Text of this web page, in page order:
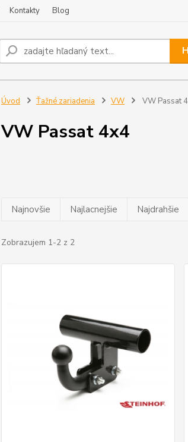
Kontakty Blog
Úvod Ťažné zariadenia VW VW Passat
VW Passat 4x4
Najnovšie Najlacnejšie Najdrahšie
Zobrazujem 1-2 z 2